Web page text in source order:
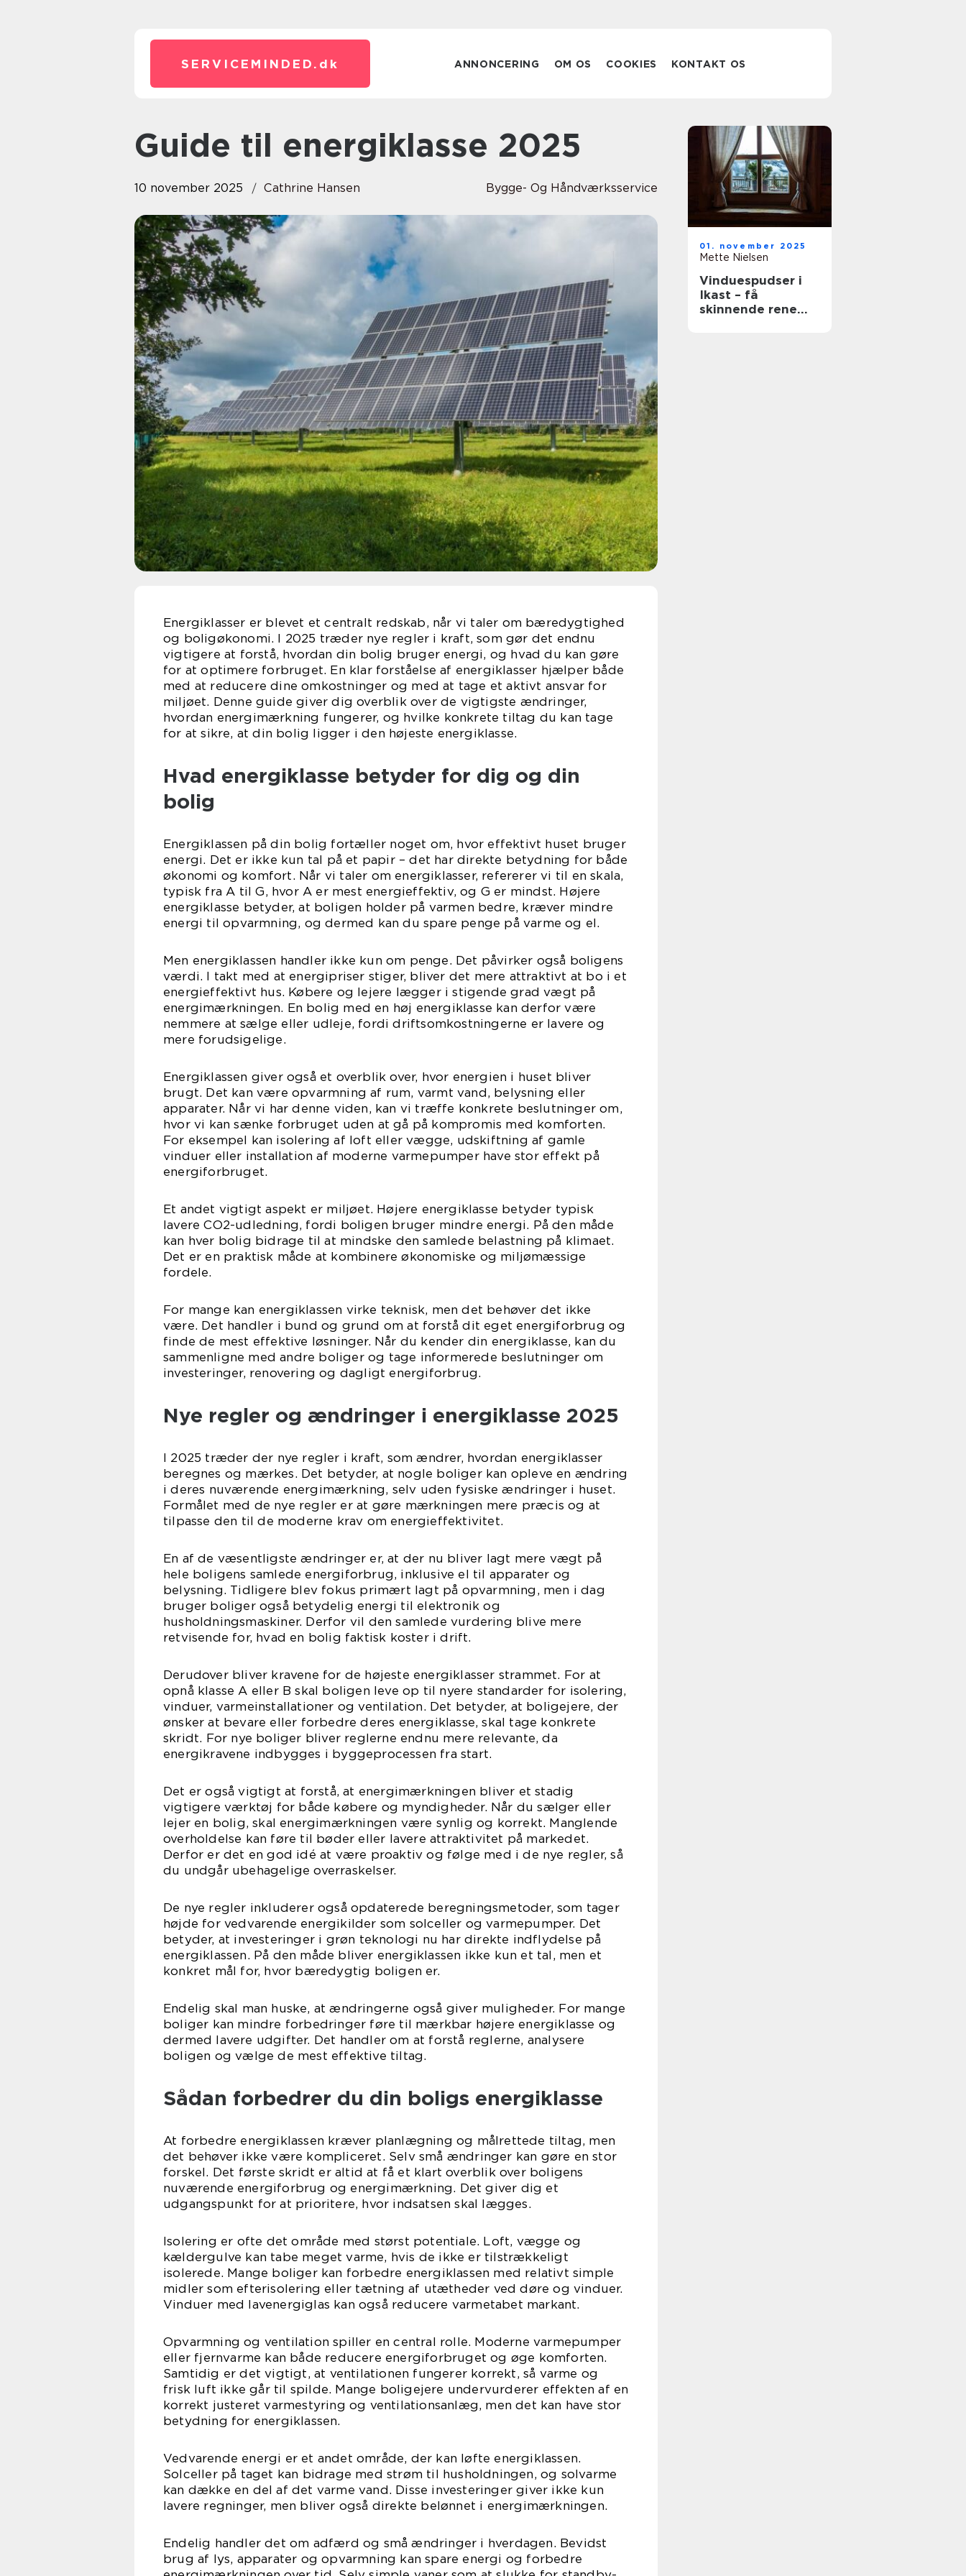
SERVICEMINDED. dk ANNONCERING OM OS COOKIES KONTAKT OS
Guide til energiklasse 2025
10 november 2025 Cathrine Hansen Bygge- Og Håndværksservice
Energiklasser er blevet et centralt redskab, når vi taler om bæredygtighed
og boligøkonomi. I 2025 træder nye regler i kraft, som gør det endnu
vigtigere at forstå, hvordan din bolig bruger energi, og hvad du kan gøre
for at optimere forbruget. En klar forståelse af energiklasser hjælper både
med at reducere dine omkostninger og med at tage et aktivt ansvar for
miljøet. Denne guide giver dig overblik over de vigtigste ændringer,
hvordan energimærkning fungerer, og hvilke konkrete tiltag du kan tage
for at sikre, at din bolig ligger i den højeste energiklasse.
Hvad energiklasse betyder for dig og din
bolig
Energiklassen på din bolig fortæller noget om, hvor effektivt huset bruger
energi. Det er ikke kun tal på et papir – det har direkte betydning for både
økonomi og komfort. Når vi taler om energiklasser, refererer vi til en skala,
typisk fra A til G, hvor A er mest energieffektiv, og G er mindst. Højere
energiklasse betyder, at boligen holder på varmen bedre, kræver mindre
energi til opvarmning, og dermed kan du spare penge på varme og el.
Men energiklassen handler ikke kun om penge. Det påvirker også boligens
værdi. I takt med at energipriser stiger, bliver det mere attraktivt at bo i et
energieffektivt hus. Købere og lejere lægger i stigende grad vægt på
energimærkningen. En bolig med en høj energiklasse kan derfor være
nemmere at sælge eller udleje, fordi driftsomkostningerne er lavere og
mere forudsigelige.
Energiklassen giver også et overblik over, hvor energien i huset bliver
brugt. Det kan være opvarmning af rum, varmt vand, belysning eller
apparater. Når vi har denne viden, kan vi træffe konkrete beslutninger om,
hvor vi kan sænke forbruget uden at gå på kompromis med komforten.
For eksempel kan isolering af loft eller vægge, udskiftning af gamle
vinduer eller installation af moderne varmepumper have stor effekt på
energiforbruget.
Et andet vigtigt aspekt er miljøet. Højere energiklasse betyder typisk
lavere CO2-udledning, fordi boligen bruger mindre energi. På den måde
kan hver bolig bidrage til at mindske den samlede belastning på klimaet.
Det er en praktisk måde at kombinere økonomiske og miljømæssige
fordele.
For mange kan energiklassen virke teknisk, men det behøver det ikke
være. Det handler i bund og grund om at forstå dit eget energiforbrug og
finde de mest effektive løsninger. Når du kender din energiklasse, kan du
sammenligne med andre boliger og tage informerede beslutninger om
investeringer, renovering og dagligt energiforbrug.
Nye regler og ændringer i energiklasse 2025
I 2025 træder der nye regler i kraft, som ændrer, hvordan energiklasser
beregnes og mærkes. Det betyder, at nogle boliger kan opleve en ændring
i deres nuværende energimærkning, selv uden fysiske ændringer i huset.
Formålet med de nye regler er at gøre mærkningen mere præcis og at
tilpasse den til de moderne krav om energieffektivitet.
En af de væsentligste ændringer er, at der nu bliver lagt mere vægt på
hele boligens samlede energiforbrug, inklusive el til apparater og
belysning. Tidligere blev fokus primært lagt på opvarmning, men i dag
bruger boliger også betydelig energi til elektronik og
husholdningsmaskiner. Derfor vil den samlede vurdering blive mere
retvisende for, hvad en bolig faktisk koster i drift.
Derudover bliver kravene for de højeste energiklasser strammet. For at
opnå klasse A eller B skal boligen leve op til nyere standarder for isolering,
vinduer, varmeinstallationer og ventilation. Det betyder, at boligejere, der
ønsker at bevare eller forbedre deres energiklasse, skal tage konkrete
skridt. For nye boliger bliver reglerne endnu mere relevante, da
energikravene indbygges i byggeprocessen fra start.
Det er også vigtigt at forstå, at energimærkningen bliver et stadig
vigtigere værktøj for både købere og myndigheder. Når du sælger eller
lejer en bolig, skal energimærkningen være synlig og korrekt. Manglende
overholdelse kan føre til bøder eller lavere attraktivitet på markedet.
Derfor er det en god idé at være proaktiv og følge med i de nye regler, så
du undgår ubehagelige overraskelser.
De nye regler inkluderer også opdaterede beregningsmetoder, som tager
højde for vedvarende energikilder som solceller og varmepumper. Det
betyder, at investeringer i grøn teknologi nu har direkte indflydelse på
energiklassen. På den måde bliver energiklassen ikke kun et tal, men et
konkret mål for, hvor bæredygtig boligen er.
Endelig skal man huske, at ændringerne også giver muligheder. For mange
boliger kan mindre forbedringer føre til mærkbar højere energiklasse og
dermed lavere udgifter. Det handler om at forstå reglerne, analysere
boligen og vælge de mest effektive tiltag.
Sådan forbedrer du din boligs energiklasse
At forbedre energiklassen kræver planlægning og målrettede tiltag, men
det behøver ikke være kompliceret. Selv små ændringer kan gøre en stor
forskel. Det første skridt er altid at få et klart overblik over boligens
nuværende energiforbrug og energimærkning. Det giver dig et
udgangspunkt for at prioritere, hvor indsatsen skal lægges.
Isolering er ofte det område med størst potentiale. Loft, vægge og
kældergulve kan tabe meget varme, hvis de ikke er tilstrækkeligt
isolerede. Mange boliger kan forbedre energiklassen med relativt simple
midler som efterisolering eller tætning af utætheder ved døre og vinduer.
Vinduer med lavenergiglas kan også reducere varmetabet markant.
Opvarmning og ventilation spiller en central rolle. Moderne varmepumper
eller fjernvarme kan både reducere energiforbruget og øge komforten.
Samtidig er det vigtigt, at ventilationen fungerer korrekt, så varme og
frisk luft ikke går til spilde. Mange boligejere undervurderer effekten af en
korrekt justeret varmestyring og ventilationsanlæg, men det kan have stor
betydning for energiklassen.
Vedvarende energi er et andet område, der kan løfte energiklassen.
Solceller på taget kan bidrage med strøm til husholdningen, og solvarme
kan dække en del af det varme vand. Disse investeringer giver ikke kun
lavere regninger, men bliver også direkte belønnet i energimærkningen.
Endelig handler det om adfærd og små ændringer i hverdagen. Bevidst
brug af lys, apparater og opvarmning kan spare energi og forbedre
01. november 2025
Mette Nielsen
Vinduespudser i
Ikast – få
skinnende rene